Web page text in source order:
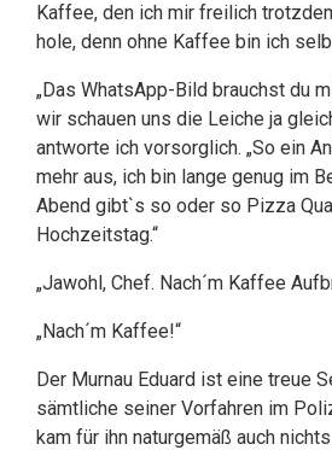
Kaffee, den ich mir freilich
hole, denn ohne Kaffee bin ich
„Das WhatsApp-Bild brauchst du
wir schauen uns die Leiche ja
antworte ich vorsorglich. „So ein
mehr aus, ich bin lange genug im
Abend gibt`s so oder so Pizza
Hochzeitstag.“
„Jawohl, Chef. Nach´m Kaffee
„Nach´m Kaffee!“
Der Murnau Eduard ist eine treue
sämtliche seiner Vorfahren im
kam für ihn naturgemäß auch